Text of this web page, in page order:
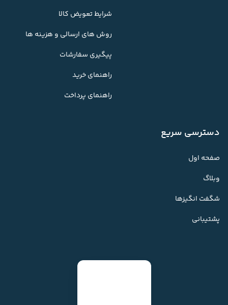
شرایط تعویض کالا
روش های ارسالی و هزینه ها
پیگیری سفارشات
راهنمای خرید
راهنمای پرداخت
دسترسی سریع
صفحه اول
وبلاگ
شگفت انگیزها
پشتیبانی